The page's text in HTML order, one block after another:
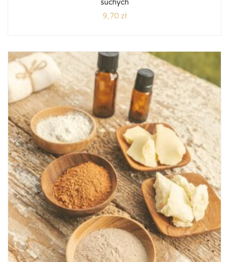
suchych
9,70 zł